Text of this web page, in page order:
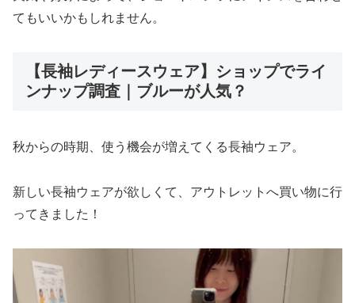
てもいいかもしれません。
【長袖レディースウェア】ショップでライ
ンナップ調査｜ブルーが人気？
秋からの時期、使う機会が増えてくる長袖ウェア。
新しい長袖ウェアが欲しくて、アウトレットへ買い物に行
ってきました！